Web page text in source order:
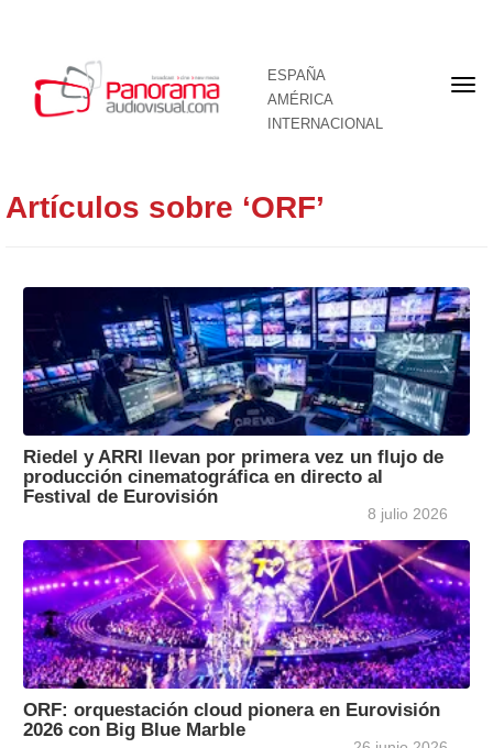
ESPAÑA
AMÉRICA
INTERNACIONAL
Artículos sobre ‘ORF’
Riedel y ARRI llevan por primera vez un flujo de
producción cinematográfica en directo al
Festival de Eurovisión
8 julio 2026
ORF: orquestación cloud pionera en Eurovisión
2026 con Big Blue Marble